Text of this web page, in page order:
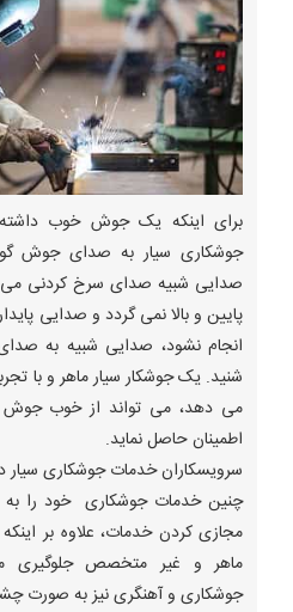
برای اینکه یک جوش خوب
جوشکاری سیار به صدای
صدایی شبیه صدای سرخ کردنی
پایین و بالا نمی گردد و صدایی
انجام نشود، صدایی شبیه به
شنید. یک جوشکار سیار ماهر و با
می دهد، می تواند از خوب
اطمینان حاصل نماید.
سرویسکاران خدمات جوشکاری
چنین خدمات جوشکاری خود را به
مجازی کردن خدمات، علاوه بر
ماهر و غیر متخصص جلوگیری
جوشکاری و آهنگری نیز به صورت